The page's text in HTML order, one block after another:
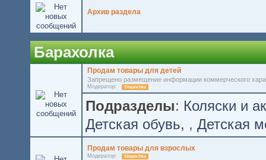
Архив раздела
Барахолка
Продам товары для детей
Запрещено размещение информации коммерческого
Модератор: Shapochka
Подразделы: Коляски и
Детская обувь
, Детская
Продам товары для взрослых
Модератор: Shapochka